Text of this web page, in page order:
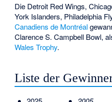
Die Detroit Red Wings,
York Islanders, Philadelphia
Canadiens de Montréal
Clarence S. Campbell Bowl,
Wales Trophy.
Liste der